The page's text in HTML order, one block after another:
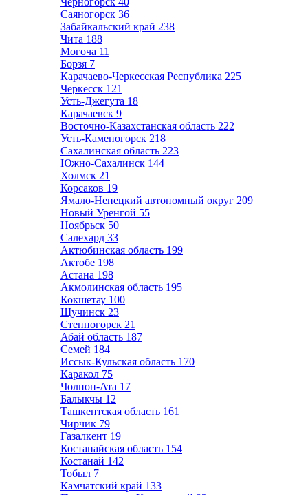
Саяногорск 36
Забайкальский край 238
Чита 188
Могоча 11
Борзя 7
Карачаево-Черкесская Республика 225
Черкесск 121
Усть-Джегута 18
Карачаевск 9
Восточно-Казахстанская область 222
Усть-Каменогорск 218
Сахалинская область 223
Южно-Сахалинск 144
Холмск 21
Корсаков 19
Ямало-Ненецкий автономный округ 209
Новый Уренгой 55
Ноябрьск 50
Салехард 33
Актюбинская область 199
Актобе 198
Астана 198
Акмолинская область 195
Кокшетау 100
Щучинск 23
Степногорск 21
Абай область 187
Семей 184
Иссык-Кульская область 170
Каракол 75
Чолпон-Ата 17
Балыкчы 12
Ташкентская область 161
Чирчик 79
Газалкент 19
Костанайская область 154
Костанай 142
Тобыл 7
Камчатский край 133